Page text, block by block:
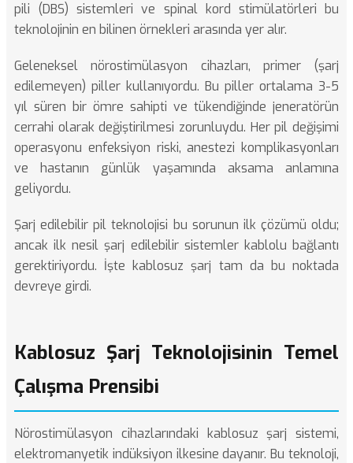
pili (DBS) sistemleri ve spinal kord stimülatörleri bu
teknolojinin en bilinen örnekleri arasında yer alır.
Geleneksel nörostimülasyon cihazları, primer (şarj
edilemeyen) piller kullanıyordu. Bu piller ortalama 3-5
yıl süren bir ömre sahipti ve tükendiğinde jeneratörün
cerrahi olarak değiştirilmesi zorunluydu. Her pil değişimi
operasyonu enfeksiyon riski, anestezi komplikasyonları
ve hastanın günlük yaşamında aksama anlamına
geliyordu.
Şarj edilebilir pil teknolojisi bu sorunun ilk çözümü oldu;
ancak ilk nesil şarj edilebilir sistemler kablolu bağlantı
gerektiriyordu. İşte kablosuz şarj tam da bu noktada
devreye girdi.
Kablosuz Şarj Teknolojisinin Temel
Çalışma Prensibi
Nörostimülasyon cihazlarındaki kablosuz şarj sistemi,
elektromanyetik indüksiyon ilkesine dayanır. Bu teknoloji,